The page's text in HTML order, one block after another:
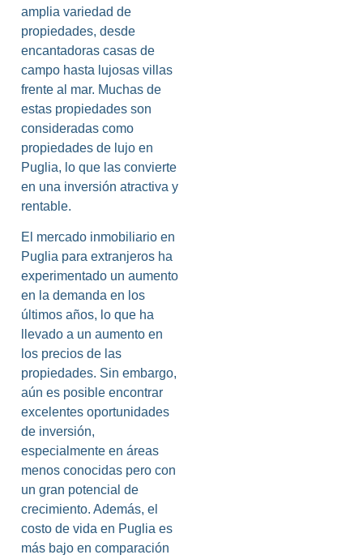
amplia variedad de
propiedades, desde
encantadoras casas de
campo hasta lujosas villas
frente al mar. Muchas de
estas propiedades son
consideradas como
propiedades de lujo en
Puglia, lo que las convierte
en una inversión atractiva y
rentable.
El mercado inmobiliario en
Puglia para extranjeros ha
experimentado un aumento
en la demanda en los
últimos años, lo que ha
llevado a un aumento en
los precios de las
propiedades. Sin embargo,
aún es posible encontrar
excelentes oportunidades
de inversión,
especialmente en áreas
menos conocidas pero con
un gran potencial de
crecimiento. Además, el
costo de vida en Puglia es
más bajo en comparación